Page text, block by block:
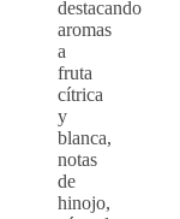
destacando
aromas
a
fruta
cítrica
y
blanca,
notas
de
hinojo,